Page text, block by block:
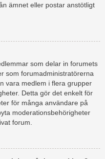
ämnet eller postar anstötligt
som delar in forumets
som forumadministratörerna
vara medlem i flera grupper
Detta gör det enkelt för
för många användare på
moderationsbehörigheter
forum.